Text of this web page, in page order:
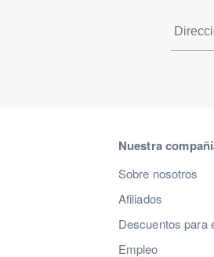
Nuestra
Sobre nosotros
Afiliados
Descuentos para
Empleo